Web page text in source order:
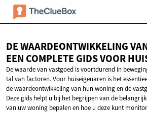
DE WAARDEONTWIKKELING
EEN COMPLETE GIDSVOOR
De waarde van vastgoed is voortdurend in
tal van factoren. Voor huiseigenaren is het
de waardeontwikkeling van hun woning en de
Deze gids helpt u bij het begrijpen van de
van uw woning bepalen en hoe u deze kunt